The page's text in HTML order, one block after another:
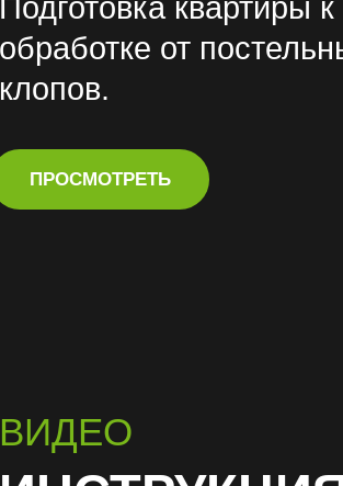
ПРОСМОТРЕТЬ
Подготовка квартиры к
обработке от
клопов.
ВИДЕО